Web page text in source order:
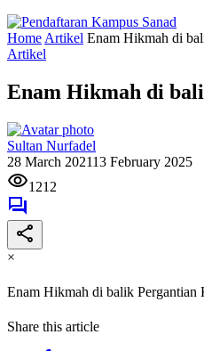
Home Artikel Enam Hikmah di
Artikel
Enam Hikmah di
Sultan Nurfadel
28 March 202113 February 2025
1212
×
Enam Hikmah di balik Pergantian
Share this article